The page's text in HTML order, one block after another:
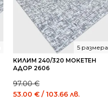
КИЛИМ 240/320 МОКЕТЕН
АДОР 2606
5 размера
97.00€
Original
53.00 € / 103.66 лв.